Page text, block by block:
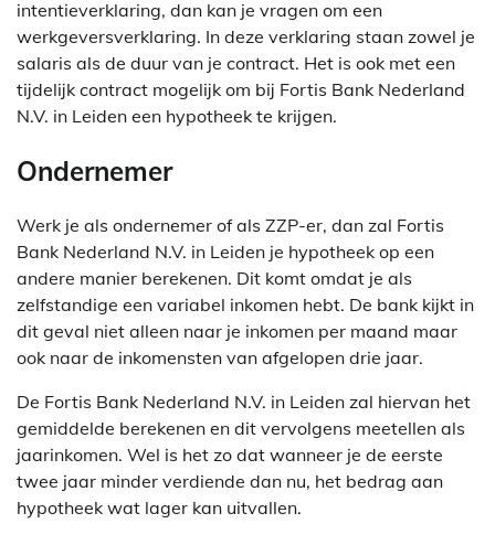
intentieverklaring, dan kan je vragen om een
werkgeversverklaring. In deze verklaring staan zowel je
salaris als de duur van je contract. Het is ook met een
tijdelijk contract mogelijk om bij Fortis Bank Nederland
N.V. in Leiden een hypotheek te krijgen.
Ondernemer
Werk je als ondernemer of als ZZP-er, dan zal Fortis
Bank Nederland N.V. in Leiden je hypotheek op een
andere manier berekenen. Dit komt omdat je als
zelfstandige een variabel inkomen hebt. De bank kijkt in
dit geval niet alleen naar je inkomen per maand maar
ook naar de inkomensten van afgelopen drie jaar.
De Fortis Bank Nederland N.V. in Leiden zal hiervan het
gemiddelde berekenen en dit vervolgens meetellen als
jaarinkomen. Wel is het zo dat wanneer je de eerste
twee jaar minder verdiende dan nu, het bedrag aan
hypotheek wat lager kan uitvallen.